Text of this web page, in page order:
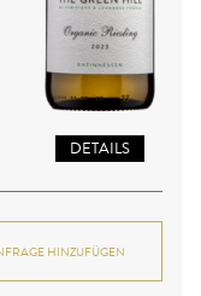
DETAILS